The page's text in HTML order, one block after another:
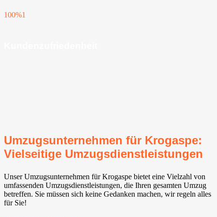
100%1
Umzugsunternehmen für Krogaspe:
Vielseitige Umzugsdienstleistungen
Unser Umzugsunternehmen für Krogaspe bietet eine Vielzahl von
umfassenden Umzugsdienstleistungen, die Ihren gesamten Umzug
betreffen. Sie müssen sich keine Gedanken machen, wir regeln alles
für Sie!